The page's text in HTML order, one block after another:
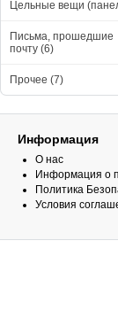
Цельные вещи
Письма, прошедшие
почту (6)
Прочее (7)
Информация
О нас
Информация о
Политика
Условия